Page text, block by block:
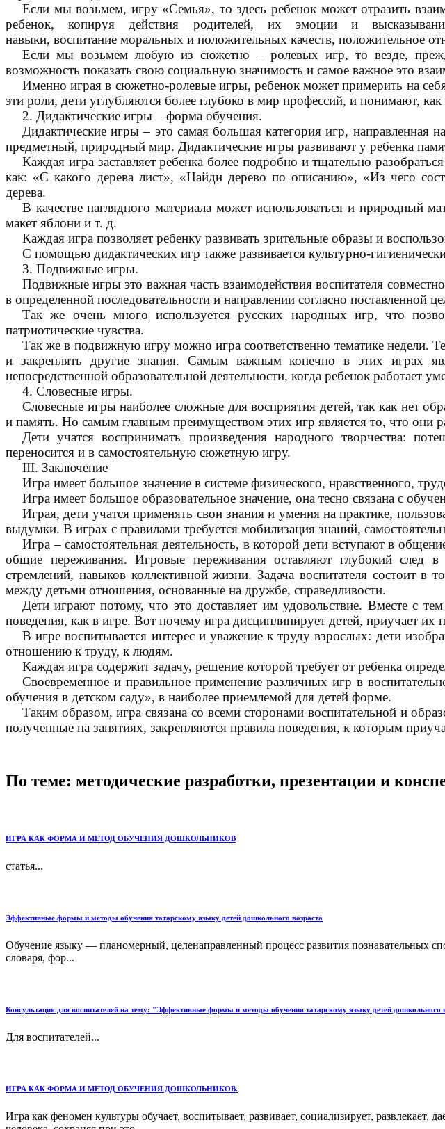
Если мы возьмем, игру «Семья», то здесь ребенок может отразить
ребенок, копируя действия родителей, их эмоции и
навыки, воспитание моральных и положительных качеств, положительное
Если мы возьмем любую из сюжетно – ролевых игр, то везде,
возможность показать свою социальную значимость и самое важное это
Именно играя в сюжетно-ролевые игры, ребенок может примерить на
эти роли, дети углубляются более глубоко в мир профессий, и понимают,
2. Дидактические игры – форма обучения.
Дидактические игры – это самая большая категория игр,
предметный, природный мир. Дидактические игры развивают у ребенка
Каждая игра заставляет ребенка более подробно и тщательно
как: «С какого дерева лист», «Найди дерево по описанию», «Из чего
дерева.
В качестве наглядного материала может использоваться и природный
макет яблони и т. д.
Каждая игра позволяет ребенку развивать зрительные образы и
С помощью дидактических игр также развивается культурно-
3. Подвижные игры.
Подвижные игры это важная часть взаимодействия воспитателя
в определенной последовательности и направлении согласно поставленной
Так же очень много используется русских народных игр, что
патриотические чувства.
Так же в подвижную игру можно игра соответственно тематике недели.
и закреплять другие знания. Самым важным конечно в этих играх
непосредственной образовательной деятельности, когда ребенок работает
4. Словесные игры.
Словесные игры наиболее сложные для восприятия детей, так как нет
и память. Но самым главным преимуществом этих игр является то, что они
Дети учатся воспринимать произведения народного творчества:
переносится и в самостоятельную сюжетную игру.
III. Заключение
Игра имеет большое значение в системе физического, нравственного,
Игра имеет большое образовательное значение, она тесно связана с
Играя, дети учатся применять свои знания и умения на практике,
выдумки. В играх с правилами требуется мобилизация знаний,
Игра – самостоятельная деятельность, в которой дети вступают в
общие переживания. Игровые переживания оставляют глубокий след
стремлений, навыков коллективной жизни. Задача воспитателя состоит в
между детьми отношения, основанные на дружбе, справедливости.
Дети играют потому, что это доставляет им удовольствие. Вместе с
поведения, как в игре. Вот почему игра дисциплинирует детей, приучает их
В игре воспитывается интерес и уважение к труду взрослых: дети
отношению к труду, к людям.
Каждая игра содержит задачу, решение которой требует от ребенка
Своевременное и правильное применение различных игр в
обучения в детском саду», в наиболее приемлемой для детей форме.
Таким образом, игра связана со всеми сторонами воспитательной и
полученные на занятиях, закрепляются правила поведения, к которым
По теме: методические разработки, презентации и
ИГРА КАК ФОРМА И МЕТОД ОБУЧЕНИЯ ДОШКОЛЬНИКОВ
статья...
Эффективные формы и методы обучения татарскому языку детей дошкольного возраста
Обучение языку — планомерный, целенаправленный процесс развития познавательных
словаря, фор...
Консультация для воспитателей на тему: "Эффективные формы и методы обучения татарскому языку детей дошкольного
Для воспитателей...
ИГРА КАК ФОРМА И МЕТОД ОБУЧЕНИЯ ДОШКОЛЬНИКОВ.
Игра как феномен культуры обучает, воспитывает, развивает, социализирует,